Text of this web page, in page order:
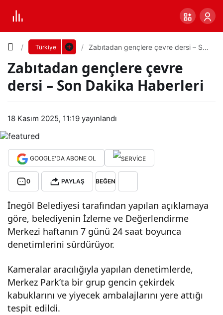
Türkiye
Zabıtadan gençlere çevre dersi – Son
Zabıtadan gençlere çevre
dersi – Son Dakika Haberleri
18 Kasım 2025, 11:19 yayınlandı
GOOGLE'DA ABONE OL
0 PAYLAŞ BEĞEN
İnegöl Belediyesi tarafından yapılan açıklamaya
göre, belediyenin İzleme ve Değerlendirme
Merkezi haftanın 7 günü 24 saat boyunca
denetimlerini sürdürüyor.
Kameralar aracılığıyla yapılan denetimlerde,
Merkez Park’ta bir grup gencin çekirdek
kabuklarını ve yiyecek ambalajlarını yere attığı
tespit edildi.
Zabı
n
gen
çler
çevr
e
Yazı
Boyutunu
Küçük 100% Dev
Varsayılana
dön